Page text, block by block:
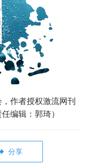
作者授权激流网刊
编辑：郭琦）
分享